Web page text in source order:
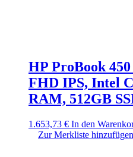
HP ProBook
FHD IPS, Intel
RAM, 512GB
1.653,73 € In den
Zur Merkliste hinzufügen